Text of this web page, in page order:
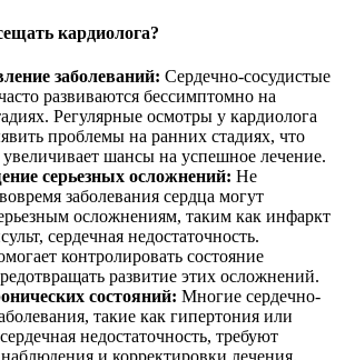
кардиолога?
заболеваний: Сердечно-сосудистые
развиваются бессимптомно на
Регулярные осмотры у кардиолога
проблемы на ранних стадиях, что
шансы на успешное лечение.
серьезных осложнений: Не
заболевания сердца могут
осложнениям, таким как инфаркт
сердечная недостаточность.
контролировать состояние
развитие этих осложнений.
состояний: Многие сердечно-
такие как гипертония или
недостаточность, требуют
и корректировки лечения.